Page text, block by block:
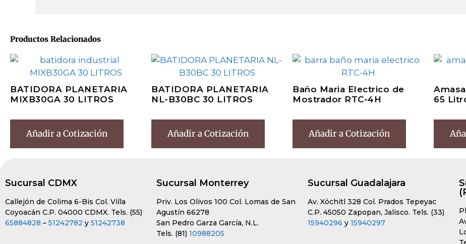
Productos Relacionados
BATIDORA PLANETARIA
MIXB30GA 30 LITROS
Añadir a Cotización
BATIDORA PLANETARIA
NL-B30BC 30 LITROS
Añadir a Cotización
Baño Maria Electrico de
Mostrador RTC-4H
Añadir a Cotización
65
Sucursal CDMX
Callejón de Colima 6-Bis Col. Villa
Coyoacán C.P. 04000 CDMX. Tels. (55)
65884828 – 51242782 y 51242738
Sucursal Monterrey
Priv. Los Olivos 100 Col. Lomas de San
Agustín 66278
San Pedro Garza García, N.L.
Tels. (81) 10988205
Sucursal Guadalajara
Av. Xóchitl 328 Col. Prados Tepeyac
C.P. 45050 Zapopan, Jalisco. Tels. (33)
15940296 y 15940297